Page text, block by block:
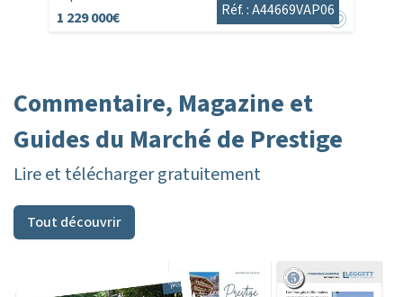
1 229 000€
Réf. : A44669VAP06
Commentaire, Magazine et
Guides du Marché de Prestige
Lire et télécharger gratuitement
Tout découvrir